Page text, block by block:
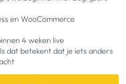
en WooCommerce
4 weken live
dat betekent dat je iets anders